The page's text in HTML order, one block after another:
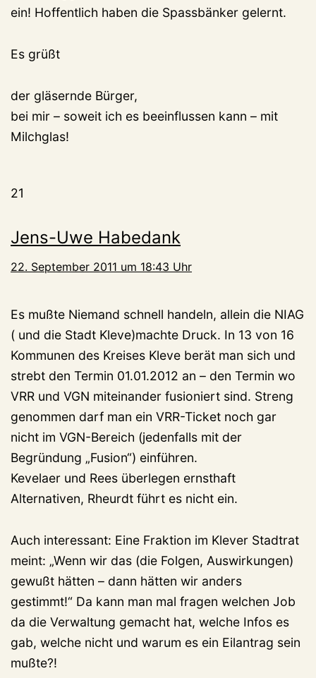
ein! Hoffentlich haben die Spassbänker gelernt.
Es grüßt
der gläsernde Bürger,
bei mir – soweit ich es beeinflussen kann – mit
Milchglas!
21
Jens-Uwe Habedank
22. September 2011 um 18:43 Uhr
Es mußte Niemand schnell handeln, allein die NIAG
( und die Stadt Kleve)machte Druck. In 13 von 16
Kommunen des Kreises Kleve berät man sich und
strebt den Termin 01.01.2012 an – den Termin wo
VRR und VGN miteinander fusioniert sind. Streng
genommen darf man ein VRR-Ticket noch gar
nicht im VGN-Bereich (jedenfalls mit der
Begründung „Fusion“) einführen.
Kevelaer und Rees überlegen ernsthaft
Alternativen, Rheurdt führt es nicht ein.
Auch interessant: Eine Fraktion im Klever Stadtrat
meint: „Wenn wir das (die Folgen, Auswirkungen)
gewußt hätten – dann hätten wir anders
gestimmt!“ Da kann man mal fragen welchen Job
da die Verwaltung gemacht hat, welche Infos es
gab, welche nicht und warum es ein Eilantrag sein
mußte?!